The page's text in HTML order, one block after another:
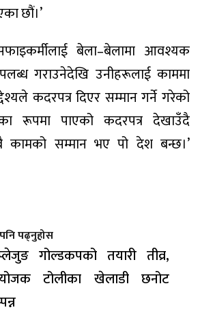
छौं।’
बेला–बेलामा आवश्यक
गराउनेदेखि उनीहरूलाई काममा
कदरपत्र दिएर सम्मान गर्ने गरेको
रूपमा पाएको कदरपत्र देखाउँदै
कामको सम्मान भए पो देश बन्छ।’
पढ्नुहोस
गोल्डकपको तयारी तीव्र,
टोलीका खेलाडी छनोट